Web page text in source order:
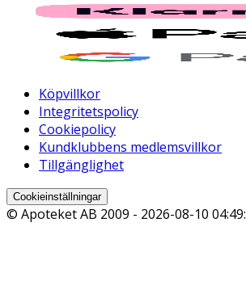
Köpvillkor
Integritetspolicy
Cookiepolicy
Kundklubbens medlemsvillkor
Tillgänglighet
Cookieinställningar
© Apoteket AB 2009 - 2026-08-10